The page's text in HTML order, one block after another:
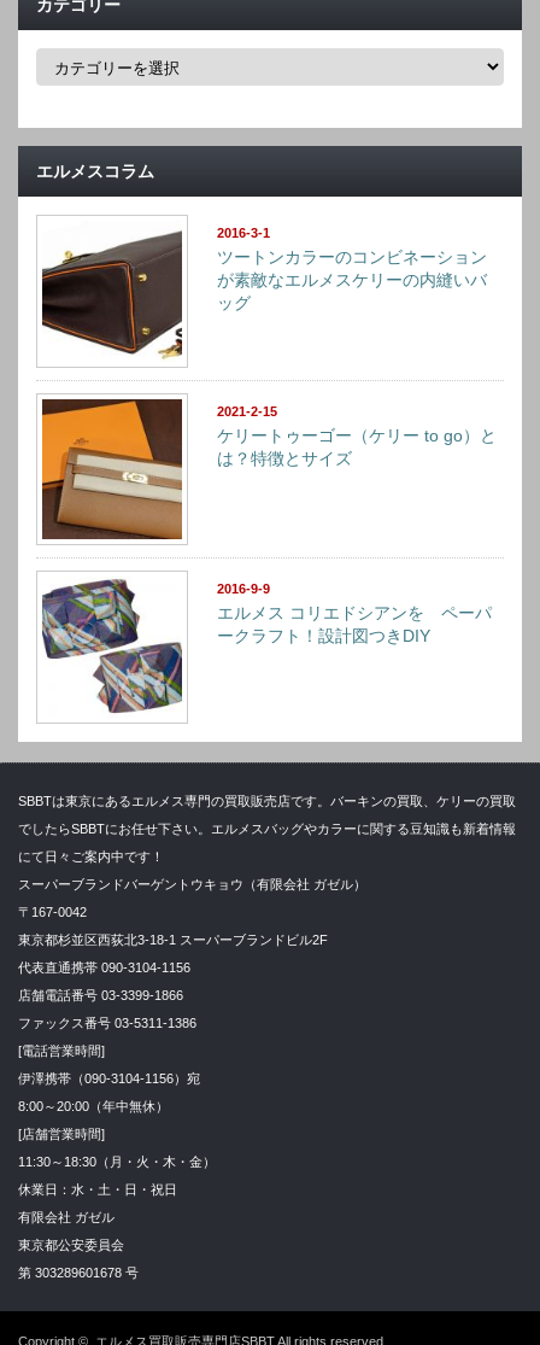
カテゴリー
ー
エルメスコラム
2016-3-1
ツートンカラーのコンビネーション
が素敵なエルメスケリーの内縫いバ
ッグ
2021-2-15
ケリートゥーゴー（ケリー to go）と
は？特徴とサイズ
2016-9-9
エルメス コリエドシアンを ペーパ
ークラフト！設計図つきDIY
SBBTは東京にあるエルメス専門の買取販売店です。バーキンの買取、ケリーの買取
でしたらSBBTにお任せ下さい。エルメスバッグやカラーに関する豆知識も新着情報
にて日々ご案内中です！
スーパーブランドバーゲントウキョウ（有限会社 ガゼル）
〒167-0042
東京都杉並区西荻北3-18-1 スーパーブランドビル2F
代表直通携帯 090-3104-1156
店舗電話番号 03-3399-1866
ファックス番号 03-5311-1386
[電話営業時間]
伊澤携帯（090-3104-1156）宛
8:00～20:00（年中無休）
[店舗営業時間]
11:30～18:30（月・火・木・金）
休業日：水・土・日・祝日
有限会社 ガゼル
東京都公安委員会
第 303289601678 号
Copyright © エルメス買取販売専門店SBBTAll rights reserved.